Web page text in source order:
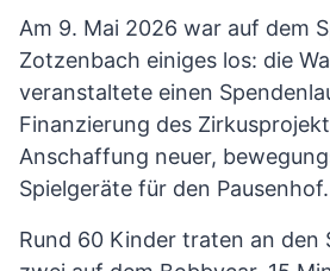
Am 9. Mai 2026 war auf dem
Zotzenbach einiges los: die
veranstaltete einen
Finanzierung des
Anschaffung neuer,
Spielgeräte für den Pausenhof.
Rund 60 Kinder traten an den